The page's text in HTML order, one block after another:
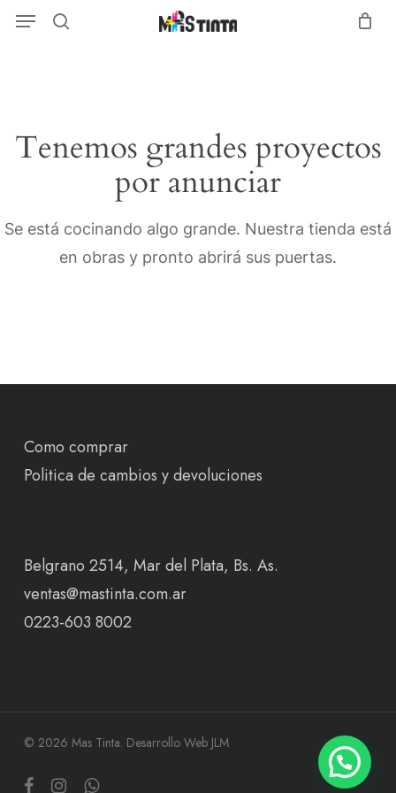
SkipMenu
Tenemos grandes proyectos
por anunciar
Se está cocinando algo grande. Nuestra tienda está
en obras y pronto abrirá sus puertas.
Como comprar
Politica de cambios y devoluciones
Belgrano 2514, Mar del Plata, Bs. As.
ventas@mastinta.com.ar
0223-603 8002
© 2026 Mas Tinta. Desarrollo Web JLM
facebookinstagramwhatsapp
Menu